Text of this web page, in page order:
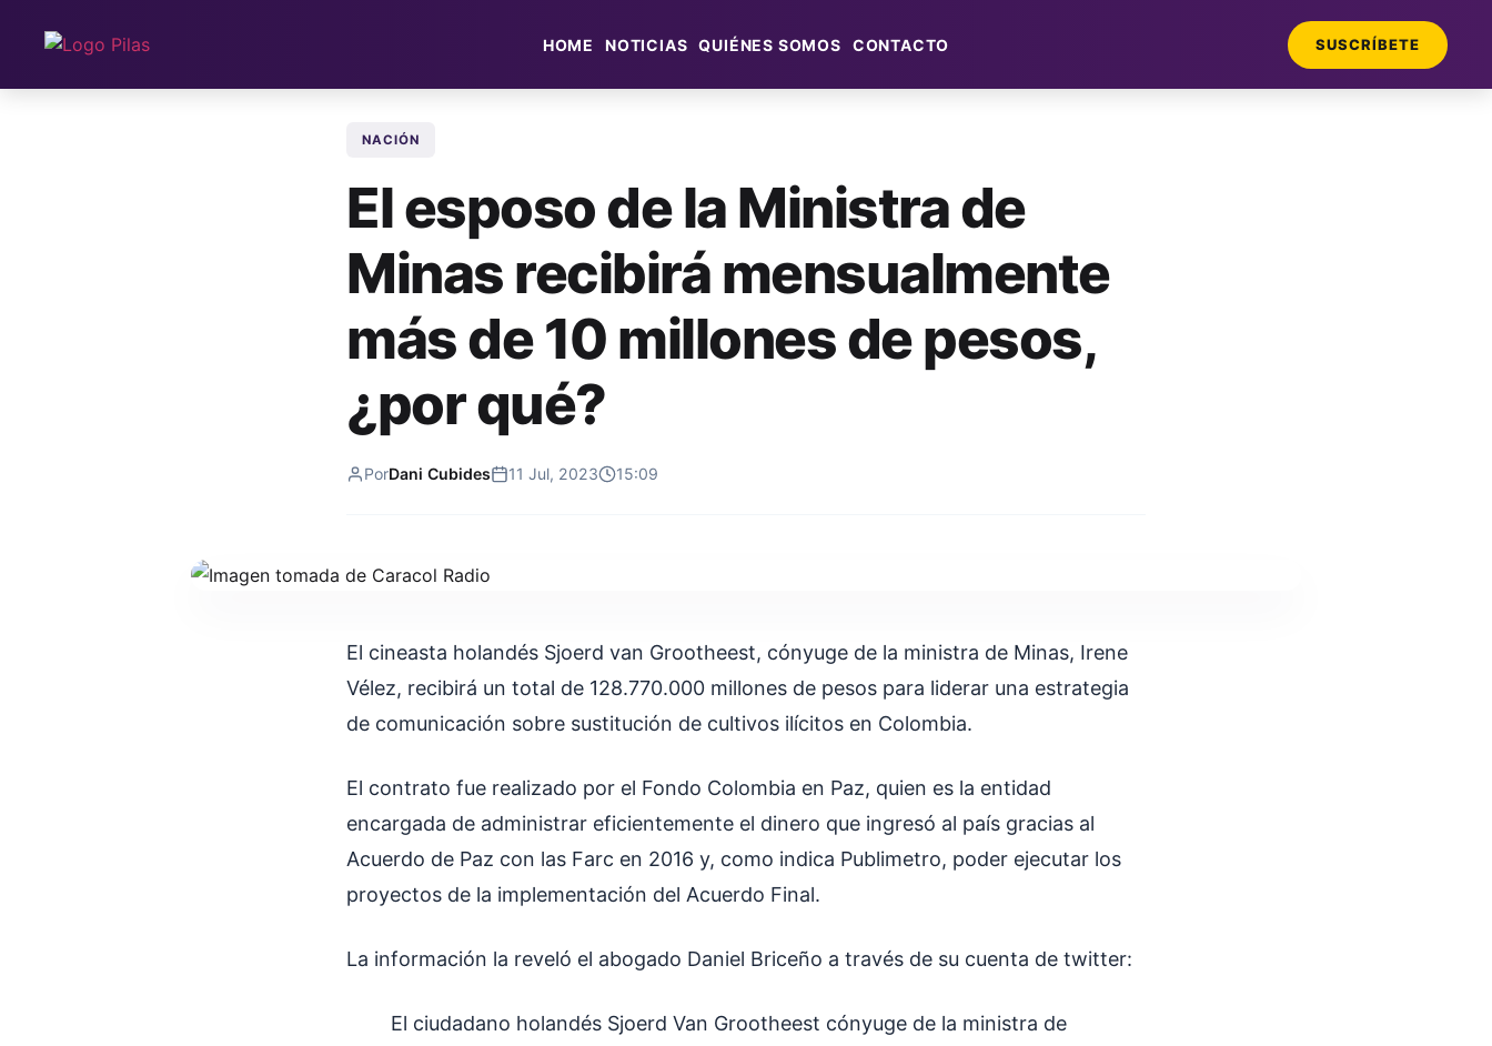
HOME NOTICIAS QUIÉNES SOMOS CONTACTO SUSCRÍBETE
NACIÓN
El esposo de la Ministra de
Minas recibirá mensualmente
más de 10 millones de pesos,
¿por qué?
PorDani Cubides 11 Jul, 2023 15:09
El cineasta holandés Sjoerd van Grootheest, cónyuge de la ministra de Minas, Irene
Vélez, recibirá un total de 128.770.000 millones de pesos para liderar una estrategia
de comunicación sobre sustitución de cultivos ilícitos en Colombia.
El contrato fue realizado por el Fondo Colombia en Paz, quien es la entidad
encargada de administrar eficientemente el dinero que ingresó al país gracias al
Acuerdo de Paz con las Farc en 2016 y, como indica Publimetro, poder ejecutar los
proyectos de la implementación del Acuerdo Final.
La información la reveló el abogado Daniel Briceño a través de su cuenta de twitter:
El ciudadano holandés Sjoerd Van Grootheest cónyuge de la ministra de